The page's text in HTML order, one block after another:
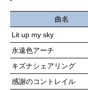
曲名
Lit up my sky
永遠色アーチ
キズナシェアリング
感謝のコントレイル